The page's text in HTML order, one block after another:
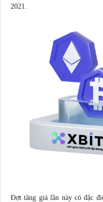
2021.
Đợt tăng giá lần này có đặc